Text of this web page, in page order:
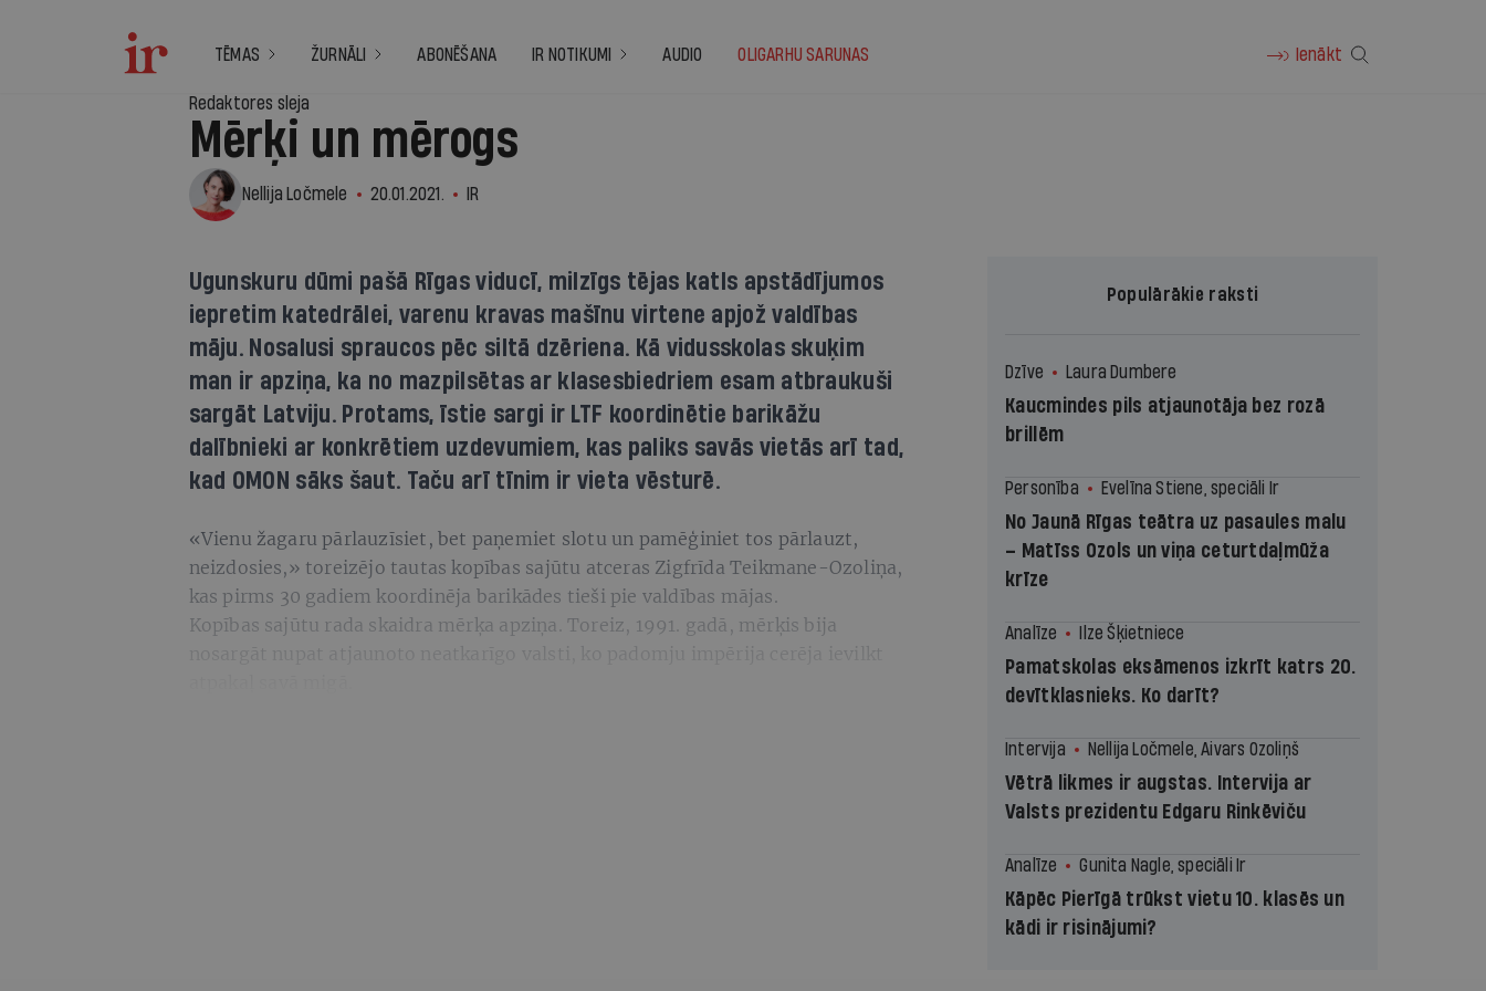
TĒMAS ŽURNĀLI ABONĒŠANA IR NOTIKUMI AUDIO OLIGARHU SARUNAS Ienākt
Redaktores sleja
Mērķi un mērogs
Nellija Ločmele 20.01.2021. IR
Ugunskuru dūmi pašā Rīgas viducī, milzīgs tējas katls apstādījumos
iepretim katedrālei, varenu kravas mašīnu virtene apjož valdības
māju. Nosalusi spraucos pēc siltā dzēriena. Kā vidusskolas skuķim
man ir apziņa, ka no mazpilsētas ar klasesbiedriem esam atbraukuši
sargāt Latviju. Protams, īstie sargi ir LTF koordinētie barikāžu
dalībnieki ar konkrētiem uzdevumiem, kas paliks savās vietās arī tad,
kad OMON sāks šaut. Taču arī tīnim ir vieta vēsturē.
«Vienu žagaru pārlauzīsiet, bet paņemiet slotu un pamēģiniet tos pārlauzt,
neizdosies,» toreizējo tautas kopības sajūtu atceras Zigfrīda Teikmane-Ozoliņa,
kas pirms 30 gadiem koordinēja barikādes tieši pie valdības mājas.
Kopības sajūtu rada skaidra mērķa apziņa. Toreiz, 1991. gadā, mērķis bija
Populārākie raksti
Dzīve Laura Dumbere
Kaucmindes pils atjaunotāja bez rozā
brillēm
Personība Evelīna Stiene, speciāli Ir
No Jaunā Rīgas teātra uz pasaules malu
– Matīss Ozols un viņa ceturtdaļmūža
krīze
Analīze Ilze Šķietniece
Pamatskolas eksāmenos izkrīt katrs 20.
devītklasnieks. Ko darīt?
Intervija Nellija Ločmele, Aivars Ozoliņš
Vētrā likmes ir augstas. Intervija ar
Valsts prezidentu Edgaru Rinkēviču
Analīze Gunita Nagle, speciāli Ir
Kāpēc Pierīgā trūkst vietu 10. klasēs un
kādi ir risinājumi?